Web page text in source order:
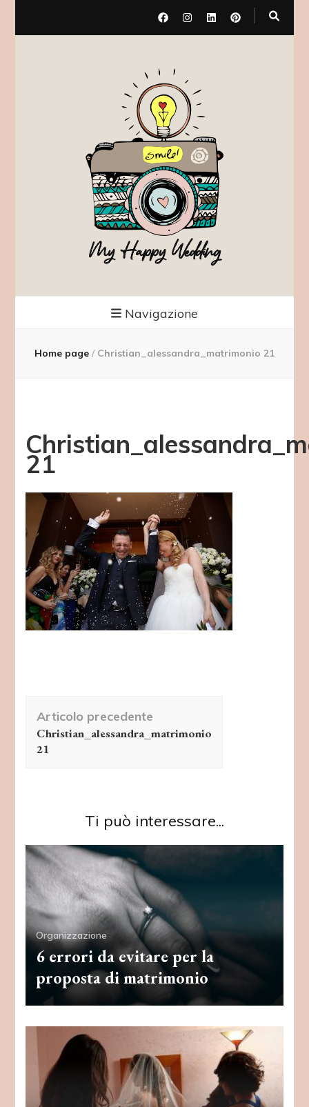
My Happy Wedding
Navigazione
Home page / Christian_alessandra_matrimonio 21
21
articolo
Articolo precedente
Christian_alessandra_matrimonio
21
Ti può interessare...
Organizzazione
6 errori da evitare per la
proposta di matrimonio